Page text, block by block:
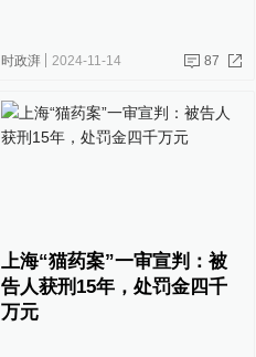
时政湃 2024-11-14 87
上海“猫药案”一审宣判：被
告人获刑15年，处罚金四千
万元